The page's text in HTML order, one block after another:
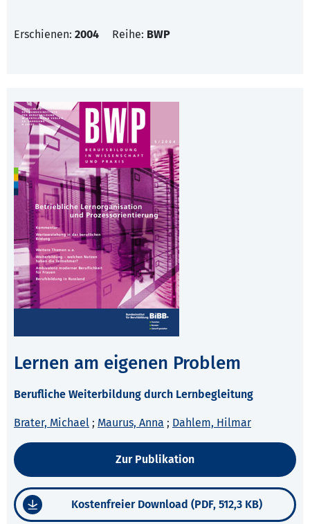
Erschienen: 2004 Reihe: BWP
Lernen am eigenen Problem
Berufliche Weiterbildung durch Lernbegleitung
Brater, Michael ; Maurus, Anna ; Dahlem, Hilmar
Zur Publikation
Kostenfreier Download (PDF, 512,3 KB)